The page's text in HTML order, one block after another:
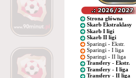
Strona główna
Skarb Ekstraklasy
Skarb I ligi
Skarb II ligi
Sparingi - Ekstr.
Sparingi - I liga
Sparingi - II liga
Transfery - Ekstr.
Transfery - I liga
Transfery - II liga